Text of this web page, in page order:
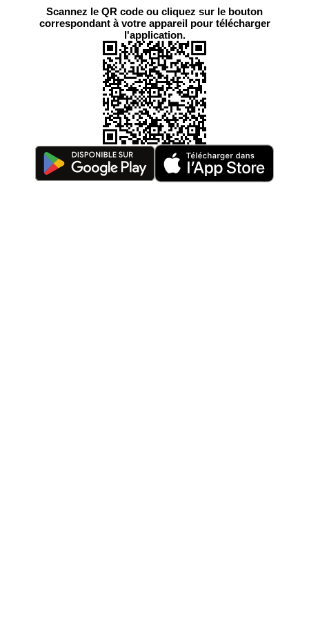
Scannez le QR code ou cliquez sur le bouton
correspondant à votre appareil pour télécharger
l'application.